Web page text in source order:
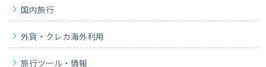
国内旅行
外貨・クレカ海外利用
旅行ツール・情報